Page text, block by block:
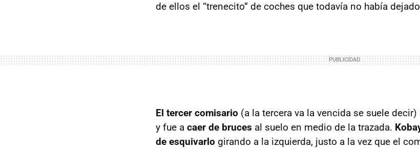
de ellos el “trenecito” de coches que todavía no había
El tercer comisario (a la tercera va la vencida se suele
y fue a caer de bruces al suelo en medio de la trazada.
de esquivarlo girando a la izquierda, justo a la vez que el